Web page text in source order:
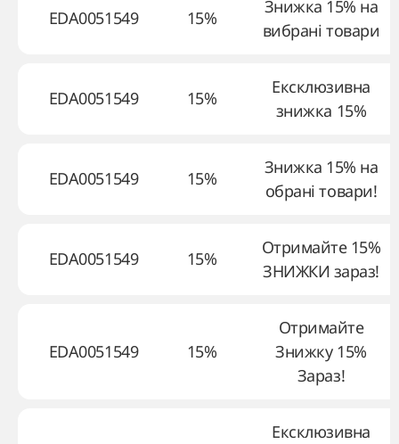
EDA0051549 15%
Знижка 15% на
вибрані товари
EDA0051549 15%
Ексклюзивна
знижка 15%
EDA0051549 15%
Знижка 15% на
обрані товари!
EDA0051549 15%
Отримайте 15%
ЗНИЖКИ зараз!
EDA0051549 15%
Отримайте
Знижку 15%
Зараз!
Ексклюзивна